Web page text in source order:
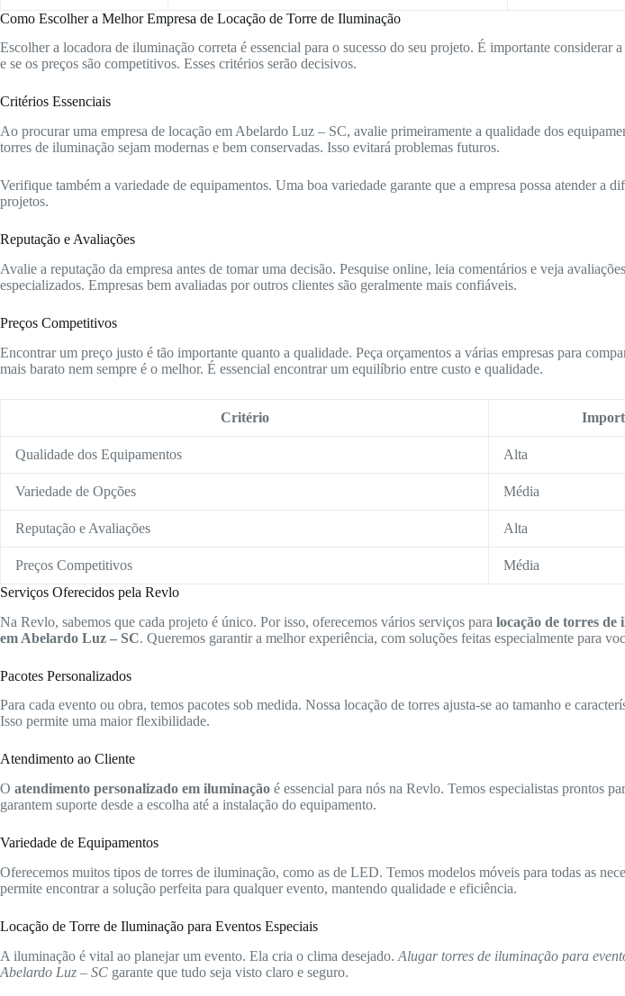
Como Escolher a Melhor Empresa de Locação de Torre de Iluminação
Escolher a locadora de iluminação correta é essencial para o sucesso do seu projeto. É importante considerar a
e se os preços são competitivos. Esses critérios serão decisivos.
Critérios Essenciais
Ao procurar uma empresa de locação em Abelardo Luz – SC, avalie primeiramente a qualidade dos
torres de iluminação sejam modernas e bem conservadas. Isso evitará problemas futuros.
Verifique também a variedade de equipamentos. Uma boa variedade garante que a empresa possa atender a
projetos.
Reputação e Avaliações
Avalie a reputação da empresa antes de tomar uma decisão. Pesquise online, leia comentários e veja
especializados. Empresas bem avaliadas por outros clientes são geralmente mais confiáveis.
Preços Competitivos
Encontrar um preço justo é tão importante quanto a qualidade. Peça orçamentos a várias empresas para
mais barato nem sempre é o melhor. É essencial encontrar um equilíbrio entre custo e qualidade.
Critério
Qualidade dos Equipamentos Alta
Variedade de Opções Média
Reputação e Avaliações Alta
Preços Competitivos
Média
Serviços Oferecidos pela Revlo
Na Revlo, sabemos que cada projeto é único. Por isso, oferecemos vários serviços para locação de torres de
em Abelardo Luz – SC. Queremos garantir a melhor experiência, com soluções feitas especialmente para
Pacotes Personalizados
Para cada evento ou obra, temos pacotes sob medida. Nossa locação de torres ajusta-se ao tamanho e
Isso permite uma maior flexibilidade.
Atendimento ao Cliente
O atendimento personalizado em iluminação é essencial para nós na Revlo. Temos especialistas prontos
garantem suporte desde a escolha até a instalação do equipamento.
Variedade de Equipamentos
Oferecemos muitos tipos de torres de iluminação, como as de LED. Temos modelos móveis para todas as
permite encontrar a solução perfeita para qualquer evento, mantendo qualidade e eficiência.
Locação de Torre de Iluminação para Eventos Especiais
A iluminação é vital ao planejar um evento. Ela cria o clima desejado. Alugar torres de iluminação para
Abelardo Luz – SC garante que tudo seja visto claro e seguro.